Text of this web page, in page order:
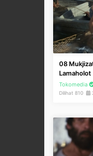
08
Lamaholot
Tokomedia
Dilihat 810